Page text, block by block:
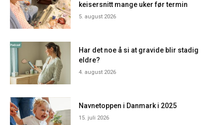
keisersnitt mange uker før termin
5. august 2026
Har det noe å si at gravide blir stadig
eldre?
4. august 2026
Navnetoppen i Danmark i 2025
15. juli 2026